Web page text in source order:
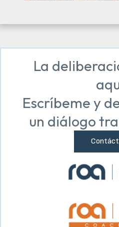
La
Escríbeme y
un diálogo